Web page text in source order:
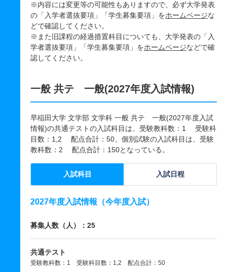
※内容には変更等の可能性もありますので、必ず大学発表
の「入学者選抜要項」「学生募集要項」をホームページな
どで確認してください。
※また旧課程の経過措置科目についても、大学発表の「入
学者選抜要項」「学生募集要項」をホームページなどで確
認してください。
一般 共テ 一般(2027年度入試情報)
早稲田大学 文学部 文学科 一般 共テ 一般(2027年度入試
情報)の共通テストの入試科目は、受験教科数：1 受験科
目数：1,2 配点合計：50、個別試験の入試科目は、受験
教科数：2 配点合計：150となっている。
入試科目 入試日程
2027年度入試情報（今年度入試）
募集人数（人）：25
共通テスト
受験教科数：1 受験科目数：1,2 配点合計：50